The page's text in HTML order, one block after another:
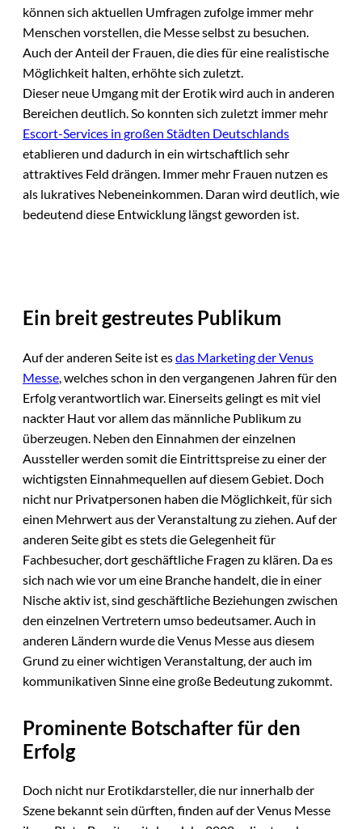
können sich aktuellen Umfragen zufolge immer mehr
Menschen vorstellen, die Messe selbst zu besuchen.
Auch der Anteil der Frauen, die dies für eine realistische
Möglichkeit halten, erhöhte sich zuletzt.
Dieser neue Umgang mit der Erotik wird auch in anderen
Bereichen deutlich. So konnten sich zuletzt immer mehr
Escort-Services in großen Städten Deutschlands
etablieren und dadurch in ein wirtschaftlich sehr
attraktives Feld drängen. Immer mehr Frauen nutzen es
als lukratives Nebeneinkommen. Daran wird deutlich, wie
bedeutend diese Entwicklung längst geworden ist.
Ein breit gestreutes Publikum
Auf der anderen Seite ist esdas Marketing der Venus
Messe, welches schon in den vergangenen Jahren für den
Erfolg verantwortlich war. Einerseits gelingt es mit viel
nackter Haut vor allem das männliche Publikum zu
überzeugen. Neben den Einnahmen der einzelnen
Aussteller werden somit die Eintrittspreise zu einer der
wichtigsten Einnahmequellen auf diesem Gebiet. Doch
nicht nur Privatpersonen haben die Möglichkeit, für sich
einen Mehrwert aus der Veranstaltung zu ziehen. Auf der
anderen Seite gibt es stets die Gelegenheit für
Fachbesucher, dort geschäftliche Fragen zu klären. Da es
sich nach wie vor um eine Branche handelt, die in einer
Nische aktiv ist, sind geschäftliche Beziehungen zwischen
den einzelnen Vertretern umso bedeutsamer. Auch in
anderen Ländern wurde die Venus Messe aus diesem
Grund zu einer wichtigen Veranstaltung, der auch im
kommunikativen Sinne eine große Bedeutung zukommt.
Prominente Botschafter für den
Erfolg
Doch nicht nur Erotikdarsteller, die nur innerhalb der
Szene bekannt sein dürften, finden auf der Venus Messe